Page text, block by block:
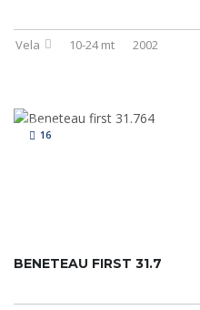
Vela 10-24 mt 2002
16
BENETEAU FIRST 31.7